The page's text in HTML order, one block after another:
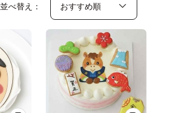
並べ替え：